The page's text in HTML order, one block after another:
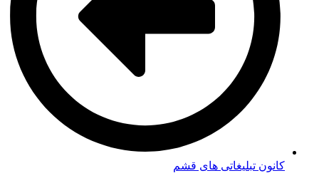
کانون تبلیغاتی های قشم